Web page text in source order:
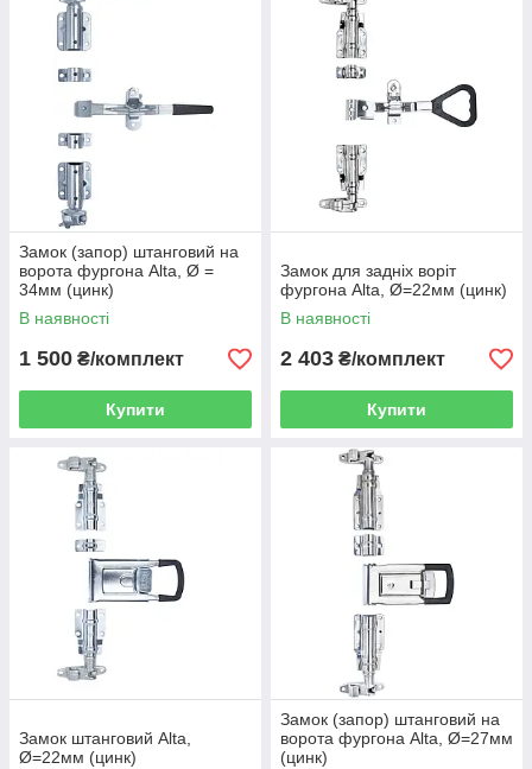
Замок (запор) штанговий на
ворота фургона Alta, Ø =
34мм (цинк)
В наявності
1 500 ₴/комплект
Купити
Замок для задніх воріт
фургона Alta, Ø=22мм (цинк)
В наявності
2 403 ₴/комплект
Купити
Замок штанговий Alta,
Ø=22мм (цинк)
Замок (запор) штанговий на
ворота фургона Alta, Ø=27мм
(цинк)